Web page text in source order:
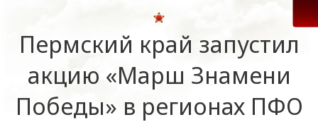
Пермский край запустил
акцию «Марш Знамени
Победы» в регионах ПФО